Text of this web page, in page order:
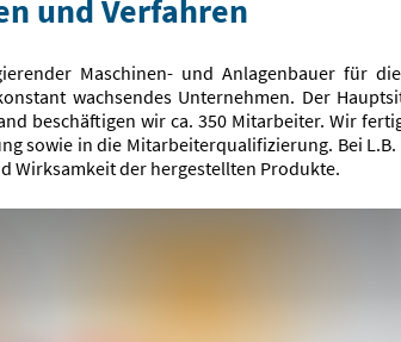
und Verfahren
Maschinen- und Anlagenbauer für
wachsendes Unternehmen. Der
beschäftigen wir ca. 350 Mitarbeiter. Wir
sowie in die Mitarbeiterqualifizierung. Bei
Wirksamkeit der hergestellten Produkte.